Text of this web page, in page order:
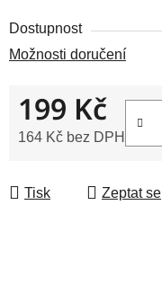
Dostupnost
Možnosti doručení
199 Kč
164 Kč bez DPH
Tisk Zeptat se